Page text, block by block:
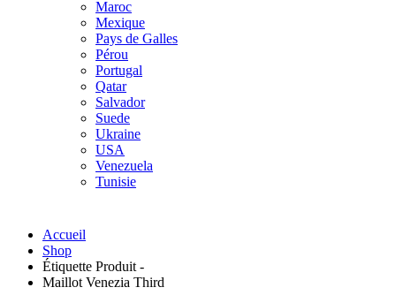
Maroc
Mexique
Pays de Galles
Pérou
Portugal
Qatar
Salvador
Suede
Ukraine
USA
Venezuela
Tunisie
Accueil
Shop
Étiquette Produit -
Maillot Venezia Third